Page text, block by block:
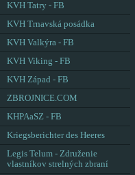
KVH Tatry - FB
KVH Trnavská posádka
KVH Valkýra - FB
KVH Viking - FB
KVH Západ - FB
ZBROJNICE.COM
KHPAaSZ - FB
Kriegsberichter des Heeres
Legis Telum - Združenie
vlastníkov strelných zbraní